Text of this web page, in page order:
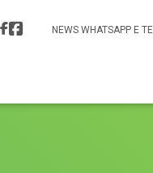
NEWS WHATSAPP E